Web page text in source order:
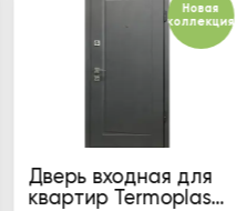
Новая
коллекция
Дверь входная для
квартир Termoplast